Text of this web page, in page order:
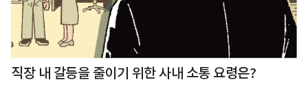
직장 내 갈등을 줄이기 위한 사내 소통 요령은?